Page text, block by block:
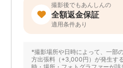
撮影後でもあんしんの
全額返金保証
適用条件あり
*撮影場所や日時によって、一部
方出張料（+3,000円）が発生す